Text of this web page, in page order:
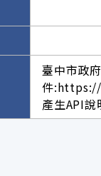
臺中市政
件
產生API